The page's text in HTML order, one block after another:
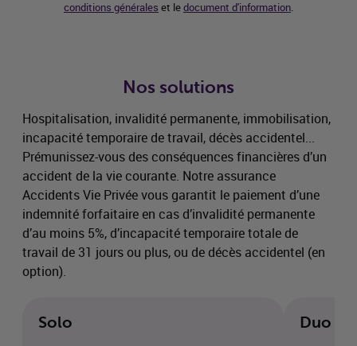
conditions générales et ledocument d'information
Nos solutions
Hospitalisation, invalidité permanente, immobilisation,
incapacité temporaire de travail, décès accidentel...
Prémunissez-vous des conséquences financières d’un
accident de la vie courante. Notre assurance
Accidents Vie Privée vous garantit le paiement d’une
indemnité forfaitaire en cas d’invalidité permanente
d’au moins 5%, d’incapacité temporaire totale de
travail de 31 jours ou plus, ou de décès accidentel (en
option).
Solo Duo